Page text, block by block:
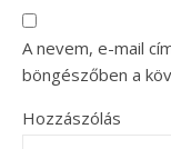
A nevem, e-mail
böngészőben a
Hozzászólás